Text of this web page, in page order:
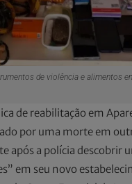
de violência e alimentos
de reabilitação em
por uma morte em
após a polícia descobrir
em seu novo